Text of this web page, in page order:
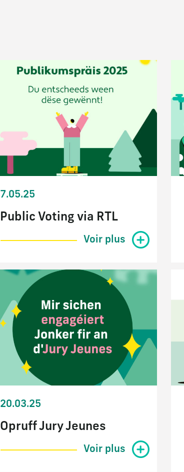
7.05.25
Public Voting via RTL
Voir plus
20.03.25
Opruff Jury Jeunes
Voir plus